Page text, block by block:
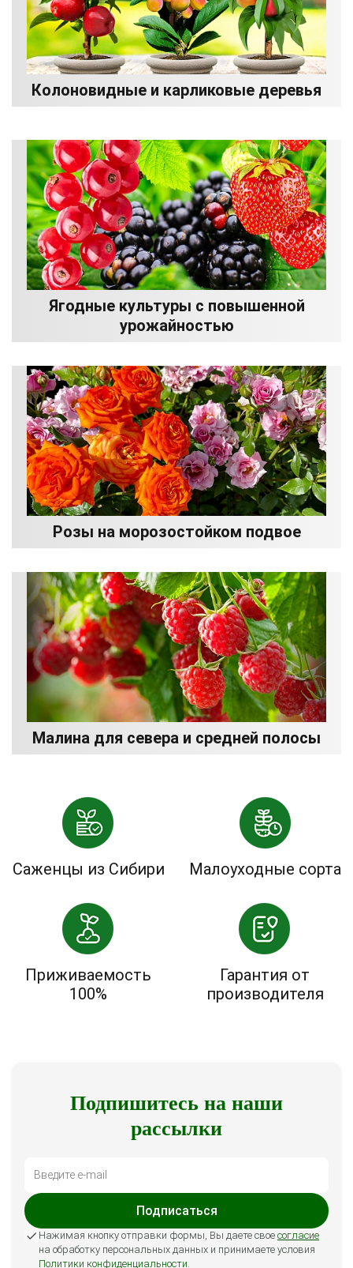
Колоновидные и карликовые деревья
Ягодные культуры с повышенной
урожайностью
Розы на морозостойком подвое
Малина для севера и средней полосы
Саженцы из Сибири Малоуходные сорта
Приживаемость
100%
Гарантия от
производителя
Подпишитесь на наши
рассылки
Подписаться
Нажимая кнопку отправки формы, Вы даете свое согласие
на обработку персональных данных и принимаете условия
Политики конфиденциальности.